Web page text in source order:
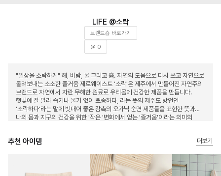
소락
브랜드숍 바로가기
@ 0
"일상을 소락하게" 해, 바람, 물 그리고 흙. 자연의 도움으로 다시 쓰고 자연으로
돌려보내는 소소한 즐거움 제로웨이스트 '소락'은 제주에서 만들어진 자연주의
브랜드로 자연에서 자란 무해한 원료로 우리몸에 건강한 제품을 만듭니다.
햇빛에 잘 말라 습기나 물기 없이 뽀송하다, 라는 뜻의 제주도 방언인
'소락하다'라는 말에 빗대어 좋은 감촉의 오가닉 순면 제품들을 표현한 뜻과
나의 몸과 지구의 건강을 위한 '작은 '변화에서 얻는 '즐거움'이라는 의미의
추천 아이템 더보기